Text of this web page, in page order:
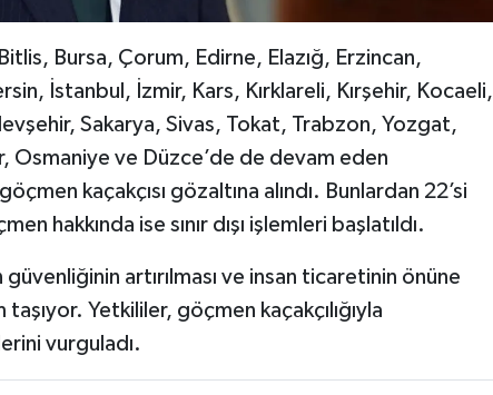
Bursa, Çorum, Edirne, Elazığ, Erzincan,
İstanbul, İzmir, Kars, Kırklareli, Kırşehir, Kocaeli,
Sakarya, Sivas, Tokat, Trabzon, Yozgat,
Osmaniye ve Düzce’de de devam eden
kaçakçısı gözaltına alındı. Bunlardan 22’si
hakkında ise sınır dışı işlemleri başlatıldı.
güvenliğinin artırılması ve insan ticaretinin önüne
Yetkililer, göçmen kaçakçılığıyla
vurguladı.